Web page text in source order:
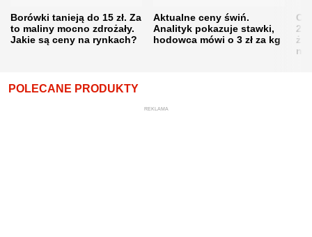
Borówki tanieją do 15 zł. Za
to maliny mocno zdrożały.
Jakie są ceny na rynkach?
Aktualne ceny świń.
Analityk pokazuje stawki,
hodowca mówi o 3 zł za kg
POLECANE PRODUKTY
REKLAMA